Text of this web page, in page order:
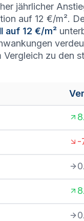
jährlicher
auf 12 €/m².
auf 12 €/m²
zu den
-